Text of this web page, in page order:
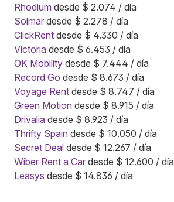
Rhodium desde $ 2.074 / día
Solmar desde $ 2.278 / día
ClickRent desde $ 4.330 / día
Victoria desde $ 6.453 / día
OK Mobility desde $ 7.444 / día
Record Go desde $ 8.673 / día
Voyage Rent desde $ 8.747 / día
Green Motion desde $ 8.915 / día
Drivalia desde $ 8.923 / día
Thrifty Spain desde $ 10.050 / día
Secret Deal desde $ 12.267 / día
Wiber Rent a Car desde $ 12.600 / día
Leasys desde $ 14.836 / día